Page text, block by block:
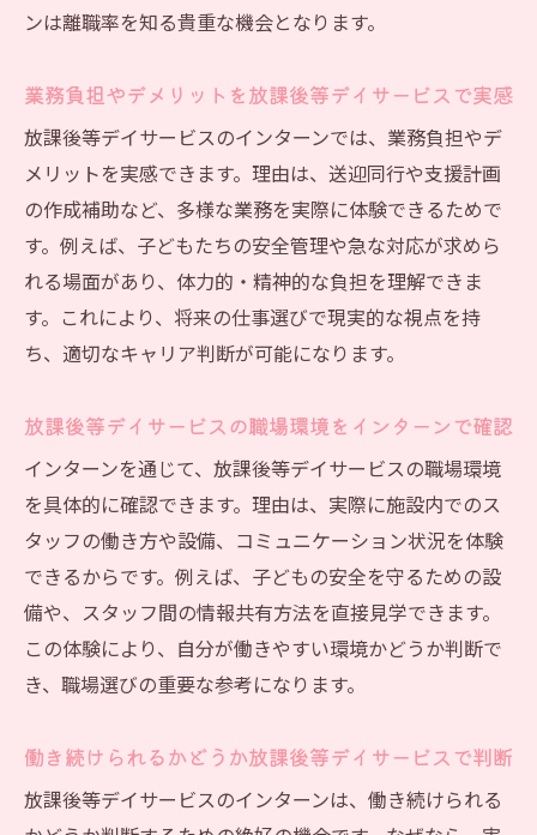
ンは離職率を知る貴重な機会となります。
業務負担やデメリットを放課後等デイサービスで実感
放課後等デイサービスのインターンでは、業務負担やデ
メリットを実感できます。理由は、送迎同行や支援計画
の作成補助など、多様な業務を実際に体験できるためで
す。例えば、子どもたちの安全管理や急な対応が求めら
れる場面があり、体力的・精神的な負担を理解できま
す。これにより、将来の仕事選びで現実的な視点を持
ち、適切なキャリア判断が可能になります。
放課後等デイサービスの職場環境をインターンで確認
インターンを通じて、放課後等デイサービスの職場環境
を具体的に確認できます。理由は、実際に施設内でのス
タッフの働き方や設備、コミュニケーション状況を体験
できるからです。例えば、子どもの安全を守るための設
備や、スタッフ間の情報共有方法を直接見学できます。
この体験により、自分が働きやすい環境かどうか判断で
き、職場選びの重要な参考になります。
働き続けられるかどうか放課後等デイサービスで判断
放課後等デイサービスのインターンは、働き続けられる